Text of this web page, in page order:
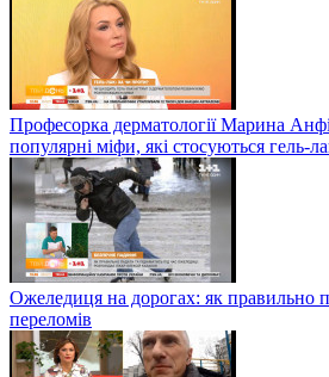
Професорка дерматології Марина
популярні міфи, які стосуються гель-
Ожеледиця на дорогах: як правильно
переломів